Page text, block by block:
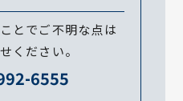
とでご不明な点は
ください。
6555